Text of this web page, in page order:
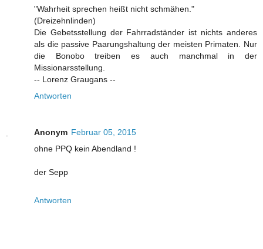
"Wahrheit sprechen heißt nicht schmähen."
(Dreizehnlinden)
Die Gebetsstellung der Fahrradständer ist nichts anderes
als die passive Paarungshaltung der meisten Primaten. Nur
die Bonobo treiben es auch manchmal in der
Missionarsstellung.
-- Lorenz Graugans --
Antworten
Anonym Februar 05, 2015
ohne PPQ kein Abendland !
der Sepp
Antworten